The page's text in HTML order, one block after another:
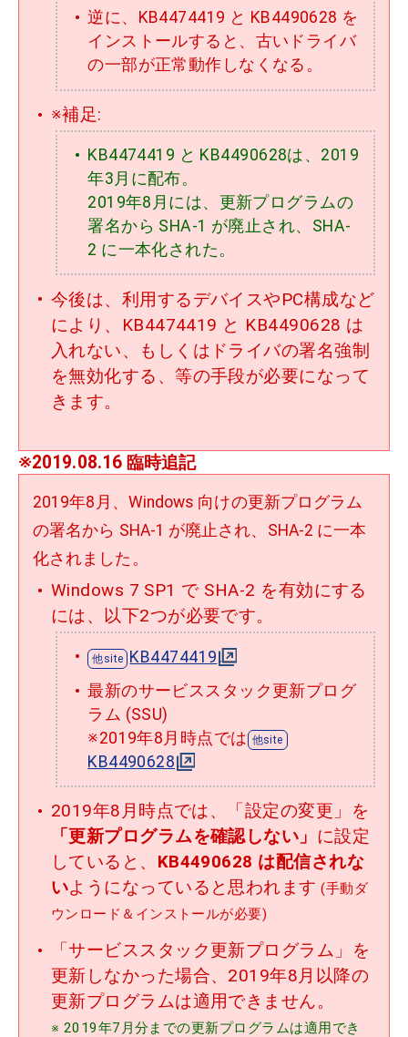
逆に、KB4474419 と KB4490628 を
インストールすると、古いドライバ
の一部が正常動作しなくなる。
※補足:
KB4474419 と KB4490628は、2019
年3月に配布。
2019年8月には、更新プログラムの
署名から SHA-1 が廃止され、SHA-
2 に一本化された。
今後は、利用するデバイスやPC構成など
により、KB4474419 と KB4490628 は
入れない、もしくはドライバの署名強制
を無効化する、等の手段が必要になって
きます。
※2019.08.16 臨時追記
2019年8月、Windows 向けの更新プログラム
の署名から SHA-1 が廃止され、SHA-2 に一本
化されました。
Windows 7 SP1 で SHA-2 を有効にする
には、以下2つが必要です。
KB4474419
最新のサービススタック更新プログ
ラム (SSU)
※2019年8月時点では
KB4490628
2019年8月時点では、「設定の変更」を
「更新プログラムを確認しない」 に設定
していると、 KB4490628 は配信されな
いようになっていると思われます (手動ダ
ウンロード＆インストールが必要)
「サービススタック更新プログラム」を
更新しなかった場合、2019年8月以降の
更新プログラムは適用できません。
※ 2019年7月分までの更新プログラムは適用でき